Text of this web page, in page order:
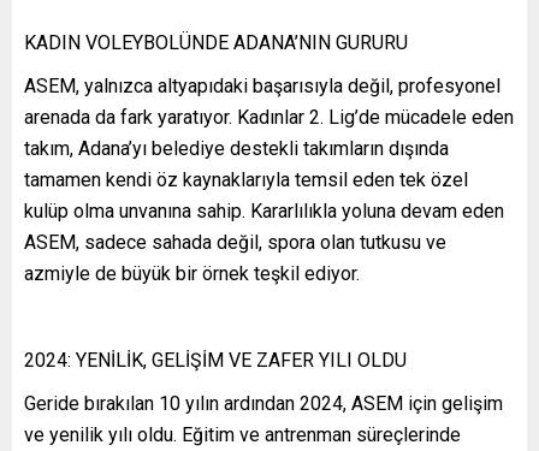
KADIN VOLEYBOLÜNDE ADANA’NIN GURURU
ASEM, yalnızca altyapıdaki başarısıyla değil, profesyonel
arenada da fark yaratıyor. Kadınlar 2. Lig’de mücadele eden
takım, Adana’yı belediye destekli takımların dışında
tamamen kendi öz kaynaklarıyla temsil eden tek özel
kulüp olma unvanına sahip. Kararlılıkla yoluna devam eden
ASEM, sadece sahada değil, spora olan tutkusu ve
azmiyle de büyük bir örnek teşkil ediyor.
2024: YENİLİK, GELİŞİM VE ZAFER YILI OLDU
Geride bırakılan 10 yılın ardından 2024, ASEM için gelişim
ve yenilik yılı oldu. Eğitim ve antrenman süreçlerinde